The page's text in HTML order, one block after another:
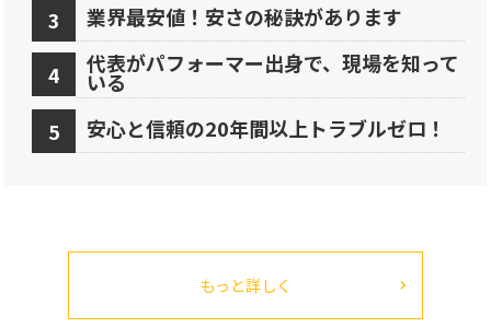
業界最安値！安さの秘訣があります
代表がパフォーマー出身で、現場を知って
いる
安心と信頼の20年間以上トラブルゼロ！
もっと詳しく